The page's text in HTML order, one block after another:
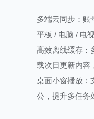
多端云同步：账
平板 / 电脑 / 电
高效离线缓存：
载次日更新内容
桌面小窗播放：
公，提升多任务